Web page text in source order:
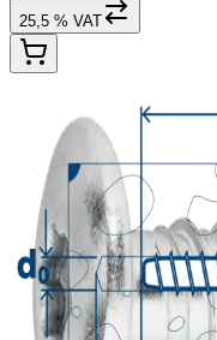
25,5 % VAT